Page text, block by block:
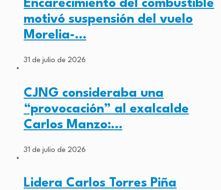
Encarecimiento del combustible
motivó suspensión del vuelo
Morelia-…
31 de julio de 2026
CJNG consideraba una
“provocación” al exalcalde
Carlos Manzo:…
31 de julio de 2026
Lidera Carlos Torres Piña